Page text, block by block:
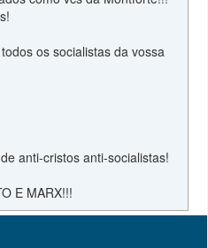
os socialistas da vossa
anti-cristos anti-socialistas!
E MARX!!!